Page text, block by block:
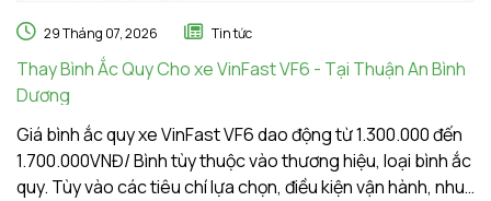
29 Tháng 07, 2026 Tin tức
Thay Bình Ắc Quy Cho xe VinFast VF6 - Tại Thuận An Bình
Dương
Giá bình ắc quy xe VinFast VF6 dao động từ 1.300.000 đến
1.700.000VNĐ/ Bình tùy thuộc vào thương hiệu, loại bình ắc
quy. Tùy vào các tiêu chí lựa chọn, điều kiện vận hành, nhu